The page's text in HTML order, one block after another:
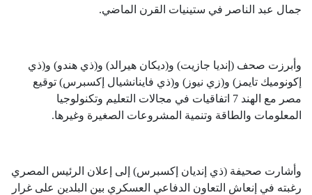
جمال عبد الناصر في ستينيات القرن الماضي.
وأبرزت صحف (إنديا جازيت) و(ديكان هيرالد) و(ذي هندو) و(ذي
إكونوميك تايمز) و(زي نيوز) و(ذي فاينانشيال إكسبرس) توقيع
مصر مع الهند 7 اتفاقيات في مجالات التعليم وتكنولوجيا
المعلومات والطاقة وتنمية المشروعات الصغيرة وغيرها.
وأشارت صحيفة (ذي إنديان إكسبرس) إلى إعلان الرئيس المصري
رغبته في إنعاش التعاون الدفاعي العسكري بين البلدين على غرار